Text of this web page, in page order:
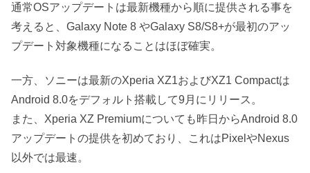
通常OSアップデートは最新機種から順に提供される事を
考えると、Galaxy Note 8 やGalaxy S8/S8+が最初のアッ
プデート対象機種になることはほぼ確実。
一方、ソニーは最新のXperia XZ1およびXZ1 Compactは
Android 8.0をデフォルト搭載して9月にリリース。
また、Xperia XZ Premiumについても昨日からAndroid 8.0
アップデートの提供を初めており、これはPixelやNexus
以外では最速。